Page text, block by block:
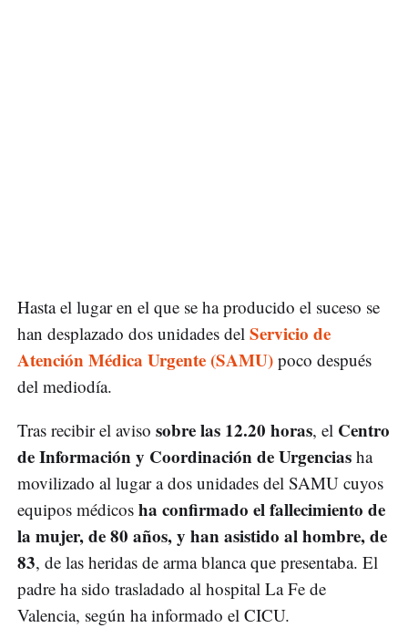
Hasta el lugar en el que se ha producido el suceso se
han desplazado dos unidades del Servicio de
Atención Médica Urgente (SAMU) poco después
del mediodía.
Tras recibir el aviso sobre las 12.20 horas, el Centro
de Información y Coordinación de Urgencias ha
movilizado al lugar a dos unidades del SAMU cuyos
equipos médicos ha confirmado el fallecimiento de
la mujer, de 80 años, y han asistido al hombre, de
83, de las heridas de arma blanca que presentaba. El
padre ha sido trasladado al hospital La Fe de
Valencia, según ha informado el CICU.